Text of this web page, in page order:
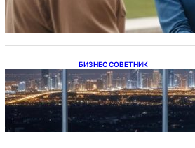
БИЗНЕС СОВЕТНИК
Каталог
LED-освещения в